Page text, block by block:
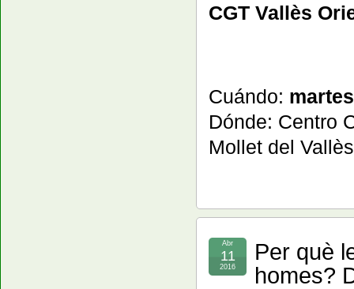
CGT Vallès
Cuándo:
Dónde: Centro
Mollet del Vallès
Per què
homes?
Abr
11
2016